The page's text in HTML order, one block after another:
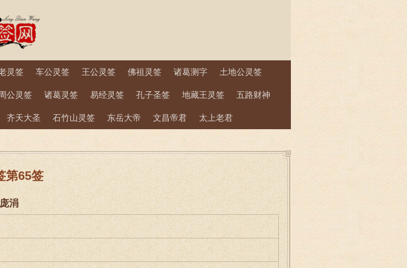
灵签 车公灵签 王公灵签 佛祖灵签 诸葛测字 土地公灵签
周公灵签 诸葛灵签 易经灵签 孔子圣签 地藏王灵签 五路财神
齐天大圣 石竹山灵签 东岳大帝 文昌帝君 太上老君
第65签
涓